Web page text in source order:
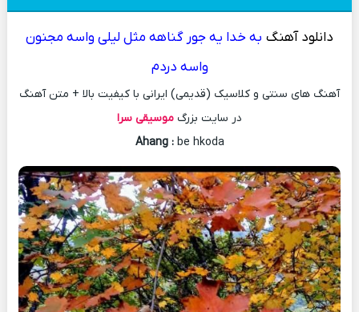
دانلود آهنگ به خدا یه جور گناهه مثل لیلی واسه مجنون
واسه دردم
آهنگ های سنتی و کلاسیک (قدیمی) ایرانی با کیفیت بالا + متن آهنگ
در سایت بزرگ موسیقی سرا
Ahang :be hkoda